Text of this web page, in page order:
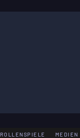
ROLLENSPIELE MEDIEN